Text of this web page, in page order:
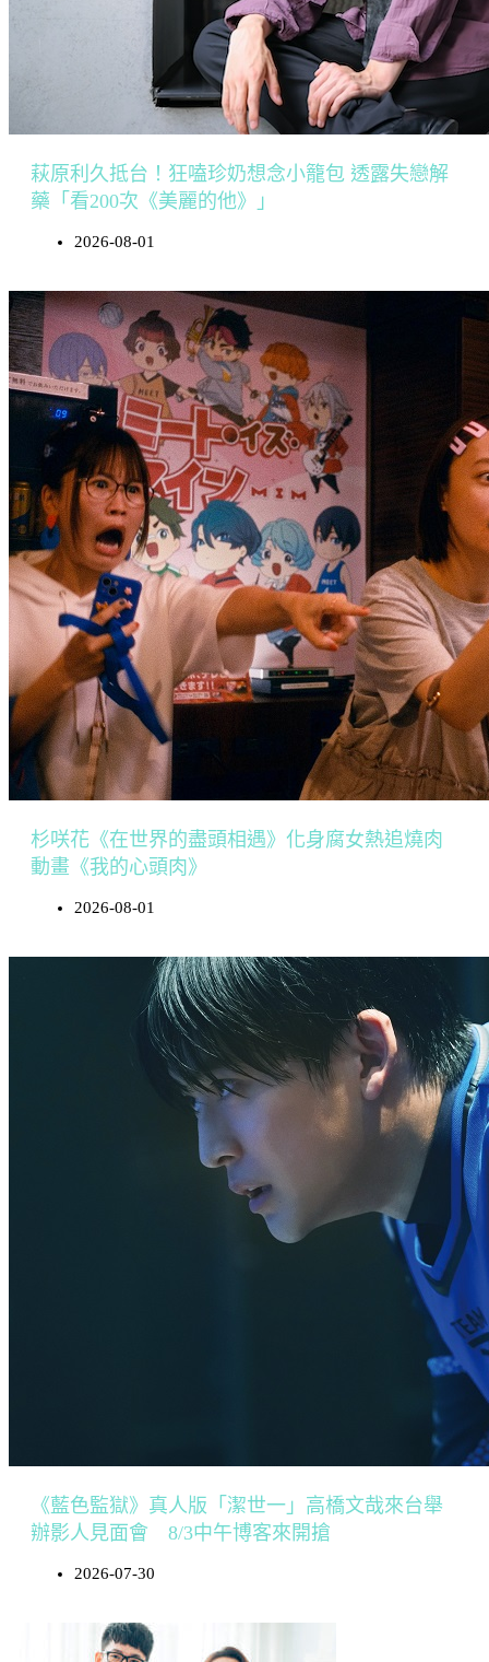
萩原利久抵台！狂嗑珍奶想念小籠包 透露失戀解
藥「看200次《美麗的他》」
2026-08-01
杉咲花《在世界的盡頭相遇》化身腐女熱追燒肉
動畫《我的心頭肉》
2026-08-01
《藍色監獄》真人版「潔世一」高橋文哉來台舉
辦影人見面會 8/3中午博客來開搶
2026-07-30